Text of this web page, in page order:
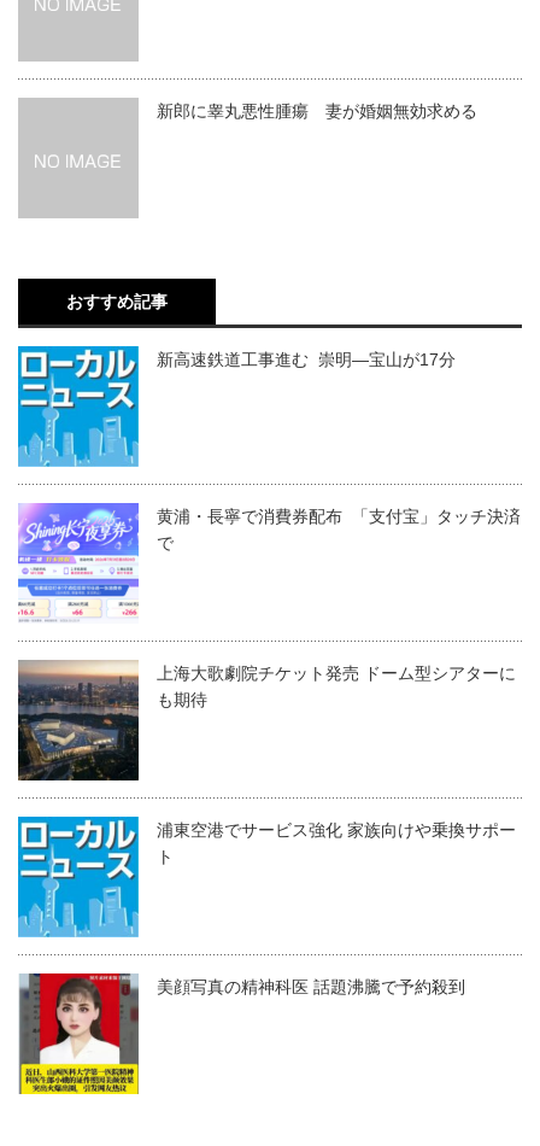
新郎に睾丸悪性腫瘍 妻が婚姻無効求める
おすすめ記事
新高速鉄道工事進む 崇明―宝山が17分
黄浦・長寧で消費券配布 「支付宝」タッチ決済
で
上海大歌劇院チケット発売 ドーム型シアターに
も期待
浦東空港でサービス強化 家族向けや乗換サポー
ト
美顔写真の精神科医 話題沸騰で予約殺到